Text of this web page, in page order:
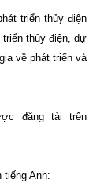
triển thủy điện
thủy điện, dự
về phát triển và
đăng tải trên
tiếng Anh: